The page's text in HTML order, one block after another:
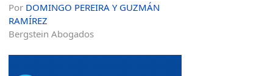
Por DOMINGO PEREIRA Y GUZMÁN
RAMÍREZ
Bergstein Abogados